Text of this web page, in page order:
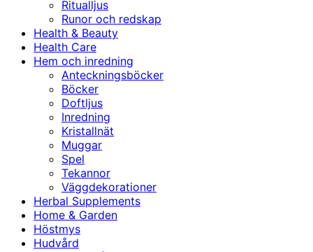
Ritualljus
Runor och redskap
Health & Beauty
Health Care
Hem och inredning
Anteckningsböcker
Böcker
Doftljus
Inredning
Kristallnät
Muggar
Spel
Tekannor
Väggdekorationer
Herbal Supplements
Home & Garden
Höstmys
Hudvård